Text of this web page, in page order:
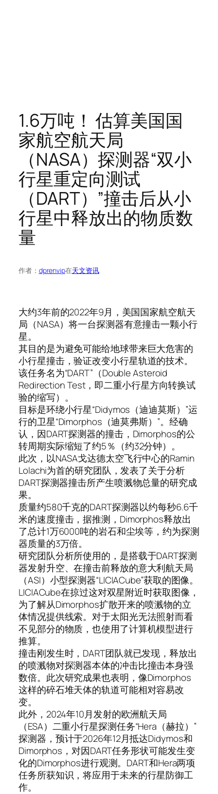
1.6万吨！ 估算美国国
家航空航天局
（NASA）探测器“双小
行星重定向测试
（DART）”撞击后从小
行星中释放出的物质数
量
作者： dprenvip在天文资讯
大约3年前的2022年9月，美国国家航空航天
局（NASA）将一台探测器有意撞击一颗小行
星。
其目的是为避免可能给地球带来巨大危害的
小行星撞击，验证改变小行星轨道的技术。
该任务名为“DART”（Double Asteroid
Redirection Test，即二重小行星方向转换试
验的缩写）。
目标是环绕小行星“Didymos（迪迪莫斯）”运
行的卫星“Dimorphos（迪莫弗斯）”。经确
认，因DART探测器的撞击，Dimorphos的公
转周期实际缩短了约5％（约32分钟）。
此次，以NASA戈达德太空飞行中心的Ramin
Lolachi为首的研究团队，发表了关于分析
DART探测器撞击所产生喷溅物总量的研究成
果。
质量约580千克的DART探测器以约每秒6.6千
米的速度撞击，据推测，Dimorphos释放出
了总计1万6000吨的岩石和尘埃等，约为探测
器质量的3万倍。
研究团队分析所使用的，是搭载于DART探测
器发射升空、在撞击前释放的意大利航天局
（ASI）小型探测器“LICIACube”获取的图像。
LICIACube在掠过这对双星附近时获取图像，
为了解从Dimorphos扩散开来的喷溅物的立
体情况提供线索。对于太阳光无法照射而看
不见部分的物质，也使用了计算机模型进行
推算。
撞击刚发生时，DART团队就已发现，释放出
的喷溅物对探测器本体的冲击比撞击本身强
数倍。此次研究成果也表明，像Dimorphos
这样的碎石堆天体的轨道可能相对容易改
变。
此外，2024年10月发射的欧洲航天局
（ESA）二重小行星探测任务“Hera（赫拉）”
探测器，预计于2026年12月抵达Didymos和
Dimorphos，对因DART任务形状可能发生变
化的Dimorphos进行观测。DART和Hera两项
任务所获知识，将应用于未来的行星防御工
作。